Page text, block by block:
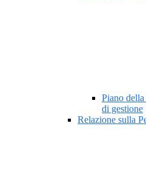
Piano
di gestione
Relazione sulla